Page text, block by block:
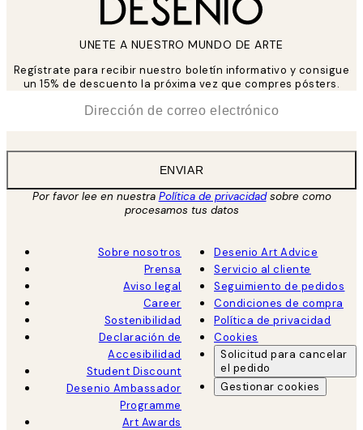
UNETE A NUESTRO MUNDO DE ARTE
Regístrate para recibir nuestro boletín informativo y consigue
un 15% de descuento la próxima vez que compres pósters.
ENVIAR
Por favor lee en nuestra Política de privacidadsobre como
procesamos tus datos
Sobre nosotros
Prensa
Aviso legal
Career
Sostenibilidad
Declaración de
Accesibilidad
Student Discount
Desenio Ambassador
Programme
Art Awards
Desenio Art Advice
Servicio al cliente
Seguimiento de pedidos
Condiciones de compra
Política de privacidad
Cookies
Solicitud para cancelar
el pedido
Gestionar cookies